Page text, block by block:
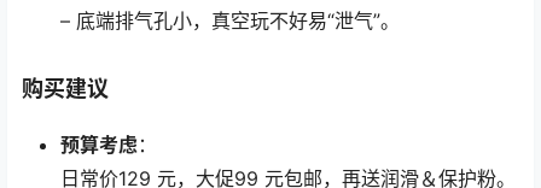
– 底端排气孔小，真空玩不好易“泄气”。
购买建议
预算考虑 ：
日常价129 元，大促99 元包邮，再送润滑＆保护粉。